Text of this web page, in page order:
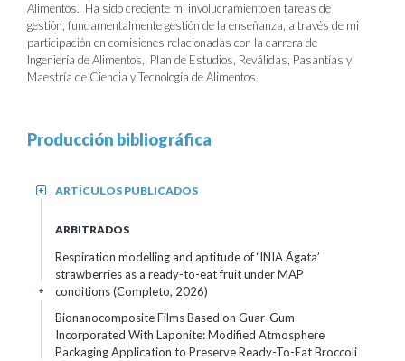
Alimentos. Ha sido creciente mi involucramiento en tareas de
gestión, fundamentalmente gestión de la enseñanza, a través de mi
participación en comisiones relacionadas con la carrera de
Ingeniería de Alimentos, Plan de Estudios, Reválidas, Pasantías y
Maestría de Ciencia y Tecnología de Alimentos.
Producción bibliográfica
ARTÍCULOS PUBLICADOS
+
ARBITRADOS
Respiration modelling and aptitude of ‘INIA Ágata’
strawberries as a ready-to-eat fruit under MAP
conditions (Completo, 2026)
+
Bionanocomposite Films Based on Guar-Gum
Incorporated With Laponite: Modified Atmosphere
Packaging Application to Preserve Ready-To-Eat Broccoli